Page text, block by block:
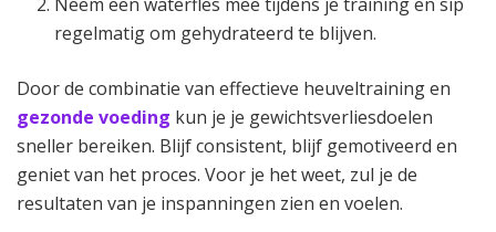
regelmatig om gehydrateerd te blijven.
Door de combinatie van effectieve heuveltraining en
gezonde voeding kun je je gewichtsverliesdoelen
sneller bereiken. Blijf consistent, blijf gemotiveerd en
geniet van het proces. Voor je het weet, zul je de
resultaten van je inspanningen zien en voelen.